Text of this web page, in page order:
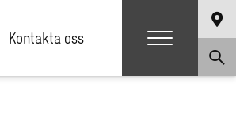
Kontakta oss